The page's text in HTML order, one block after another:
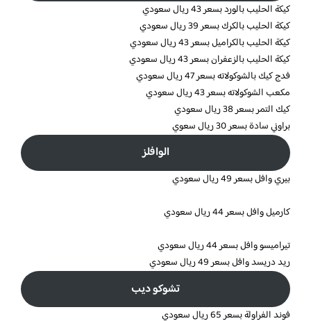
كيكة الحليب بالورد بسعر 43 ريال سعودي
كيكة الحليب بالكرك بسعر 39 ريال سعودي
كيكة الحليب بالكراميل بسعر 43 ريال سعودي
كيكة الحليب بالزعفران بسعر 43 ريال سعودي
فدج كيك بالشوكولاته بسعر 47 ريال سعودي
مكعب الشوكولاته بسعر 43 ريال سعودي
كيك التمر بسعر 38 ريال سعودي
براوني سادة بسعر 30 ريال سعوي
الوافلز
بيري وافل بسعر 49 ريال سعودي
كارميل وافل بسعر 44 ريال سعودي
تيراميسو وافل بسعر 44 ريال سعودي
ريد دريسد وافل بسعر 49 ريال سعودي
تشوكو ديب
فوند الفراولة بسعر 65 ريال سعودي